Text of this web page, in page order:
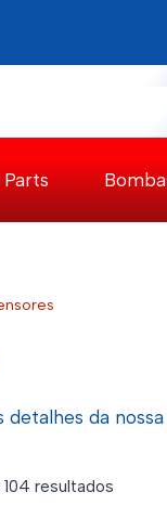
detalhes da
resultados